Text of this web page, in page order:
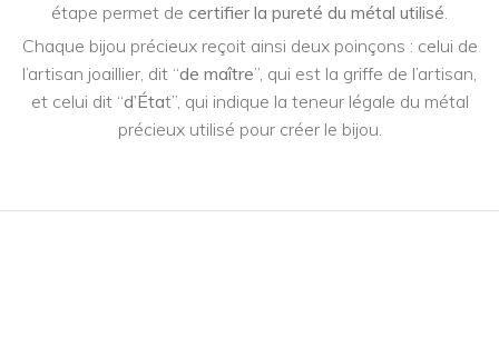
étape permet de certifier la pureté du métal utilisé.
Chaque bijou précieux reçoit ainsi deux poinçons : celui de
l’artisan joaillier, dit “de maître”, qui est la griffe de l’artisan,
et celui dit “d’État”, qui indique la teneur légale du métal
précieux utilisé pour créer le bijou.